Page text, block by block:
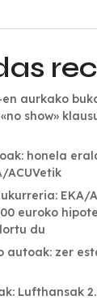
en aurkako
«no show»
honela
ACUVetik
EKA/
euroko
du
autoak: zer
Lufthansak